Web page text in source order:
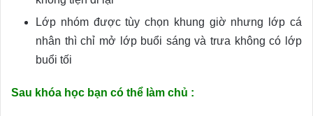
Lớp nhóm được tùy chọn khung giờ nhưng lớp cá
nhân thì chỉ mở lớp buổi sáng và trưa không có lớp
buổi tối
Sau khóa học bạn có thể làm chủ :